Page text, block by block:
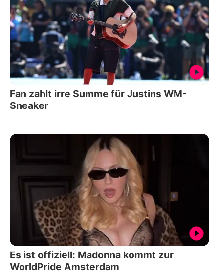
Fan zahlt irre Summe für Justins WM-
Sneaker
Es ist offiziell: Madonna kommt zur
WorldPride Amsterdam